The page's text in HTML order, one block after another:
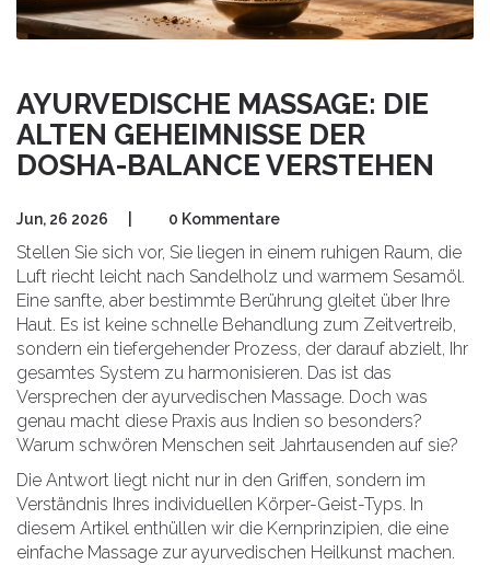
AYURVEDISCHE MASSAGE: DIE
ALTEN GEHEIMNISSE DER
DOSHA-BALANCE VERSTEHEN
Jun, 26 2026 0 Kommentare
Stellen Sie sich vor, Sie liegen in einem ruhigen Raum, die
Luft riecht leicht nach Sandelholz und warmem Sesamöl.
Eine sanfte, aber bestimmte Berührung gleitet über Ihre
Haut. Es ist keine schnelle Behandlung zum Zeitvertreib,
sondern ein tiefergehender Prozess, der darauf abzielt, Ihr
gesamtes System zu harmonisieren. Das ist das
Versprechen der ayurvedischen Massage. Doch was
genau macht diese Praxis aus Indien so besonders?
Warum schwören Menschen seit Jahrtausenden auf sie?
Die Antwort liegt nicht nur in den Griffen, sondern im
Verständnis Ihres individuellen Körper-Geist-Typs. In
diesem Artikel enthüllen wir die Kernprinzipien, die eine
einfache Massage zur ayurvedischen Heilkunst machen.